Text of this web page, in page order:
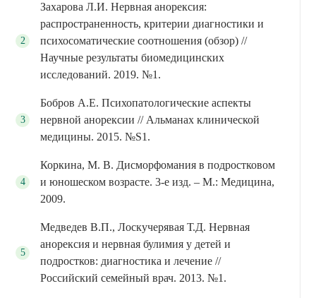
Захарова Л.И. Нервная анорексия:
распространенность, критерии диагностики и
психосоматические соотношения (обзор) //
Научные результаты биомедицинских
исследований. 2019. №1.
Бобров А.Е. Психопатологические аспекты
нервной анорексии // Альманах клинической
медицины. 2015. №S1.
Коркина, М. В. Дисморфомания в подростковом
и юношеском возрасте. 3-е изд. – М.: Медицина,
2009.
Медведев В.П., Лоскучерявая Т.Д. Нервная
анорексия и нервная булимия у детей и
подростков: диагностика и лечение //
Российский семейный врач. 2013. №1.